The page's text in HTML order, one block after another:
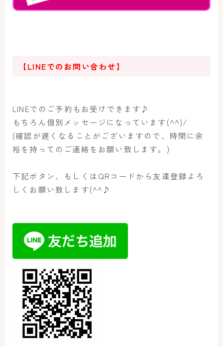
【LINEでのお問い合わせ】
LINEでのご予約もお受けできます♪
もちろん個別メッセージになっています(^^)/
(確認が遅くなることがございますので、時間に余
裕を持ってのご連絡をお願い致します。)
下記ボタン、もしくはQRコードから友達登録よろ
しくお願い致します(^^♪